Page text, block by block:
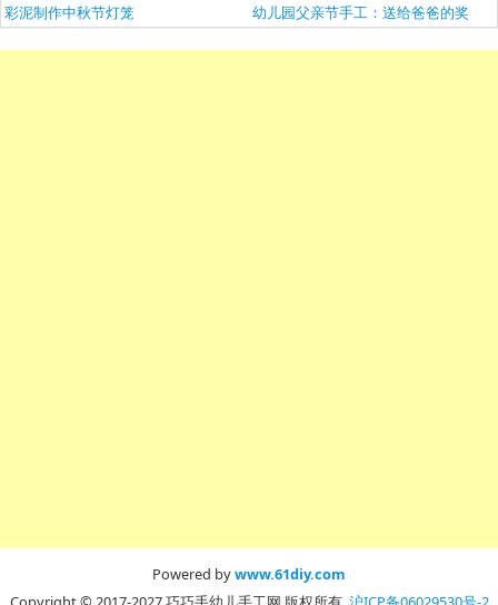
彩泥制作中秋节灯笼 幼儿园父亲节手工：送给爸爸的奖
Powered bywww.61diy.com